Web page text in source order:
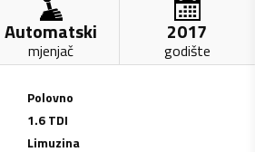
Automatski
mjenjač
2017
godište
Polovno
1.6 TDI
Limuzina